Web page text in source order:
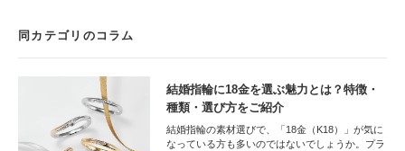
同カテゴリのコラム
結婚指輪に18金を選ぶ魅力とは？特徴・
種類・選び方をご紹介
結婚指輪の素材選びで、「18金（K18）」が気に
なっている方も多いのではないでしょうか。プラ